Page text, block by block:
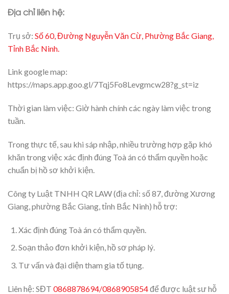
Địa chỉ liên hệ:
Trụ sở: Số 60, Đường Nguyễn Văn Cừ, Phường Bắc Giang,
Tỉnh Bắc Ninh.
Link google map:
https://maps.app.goo.gl/7Tqj5Fo8Levgmcw28?g_st=iz
Thời gian làm việc: Giờ hành chính các ngày làm việc trong
tuần.
Trong thực tế, sau khi sáp nhập, nhiều trường hợp gặp khó
khăn trong việc xác định đúng Toà án có thẩm quyền hoặc
chuẩn bị hồ sơ khởi kiện.
Công ty Luật TNHH QR LAW (địa chỉ: số 87, đường Xương
Giang, phường Bắc Giang, tỉnh Bắc Ninh) hỗ trợ:
Xác định đúng Toà án có thẩm quyền.
Soạn thảo đơn khởi kiện, hồ sơ pháp lý.
Tư vấn và đại diện tham gia tố tụng.
Liên hệ: SĐT 0868878694/0868905854để được luật sư hỗ